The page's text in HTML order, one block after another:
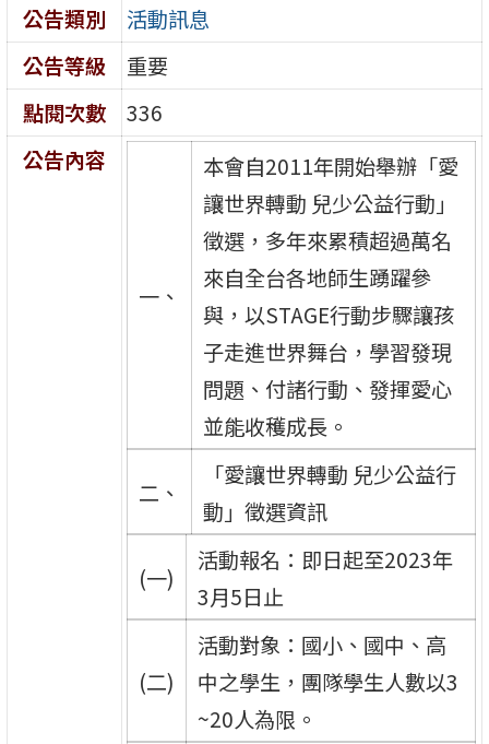
公告類別
活動訊息
公告等級
重要
點閱次數
336
公告內容
一、
本會自2011年開始舉辦「愛
讓世界轉動 兒少公益行動」
徵選，多年來累積超過萬名
來自全台各地師生踴躍參
與，以STAGE行動步驟讓孩
子走進世界舞台，學習發現
問題、付諸行動、發揮愛心
並能收穫成長。
二、
「愛讓世界轉動 兒少公益行
動」徵選資訊
(一)
活動報名：即日起至2023年
3月5日止
(二)
活動對象：國小、國中、高
中之學生，團隊學生人數以3
~20人為限。